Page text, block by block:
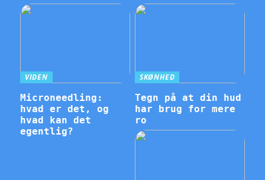
VIDEN
Microneedling:
hvad er det, og
hvad kan det
egentlig?
SKØNHED
Tegn på at din hud
har brug for mere
ro